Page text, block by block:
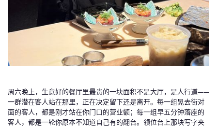
周六晚上，生意好的餐厅里最贵的一块面积不是大厅，是人行道——
一群潜在客人站在那里，正在决定留下还是离开。每一组晃去街对
面的客人，都是刚才站在你门口的营业额；每一组早五分钟落座的
客人，都是一轮你原本不知道自己有的翻台。领位台上那块写字夹